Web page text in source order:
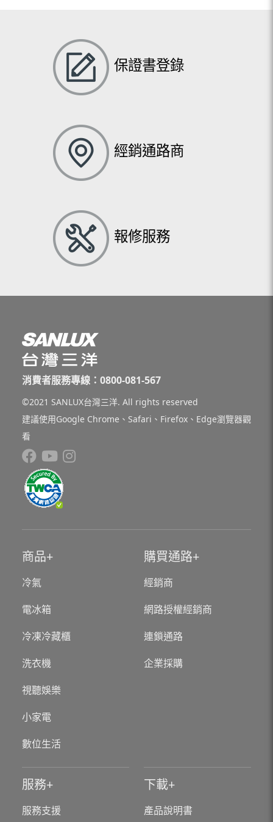
保證書登錄
經銷通路商
報修服務
消費者服務專線：0800-081-567
©2021 SANLUX台灣三洋. All rights reserved
建議使用Google Chrome、Safari、Firefox、Edge瀏覽器觀
看
商品
冷氣
電冰箱
冷凍冷藏櫃
洗衣機
視聽娛樂
小家電
數位生活
購買通路
經銷商
網路授權經銷商
連鎖通路
企業採購
服務
服務支援
下載
產品說明書